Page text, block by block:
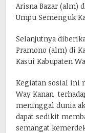
Arisna Bazar (alm)
Umpu Semenguk
Selanjutnya
Pramono (alm) di
Kasui Kabupaten
Kegiatan sosial ini
Way Kanan
meninggal dunia
dapat sedikit
semangat